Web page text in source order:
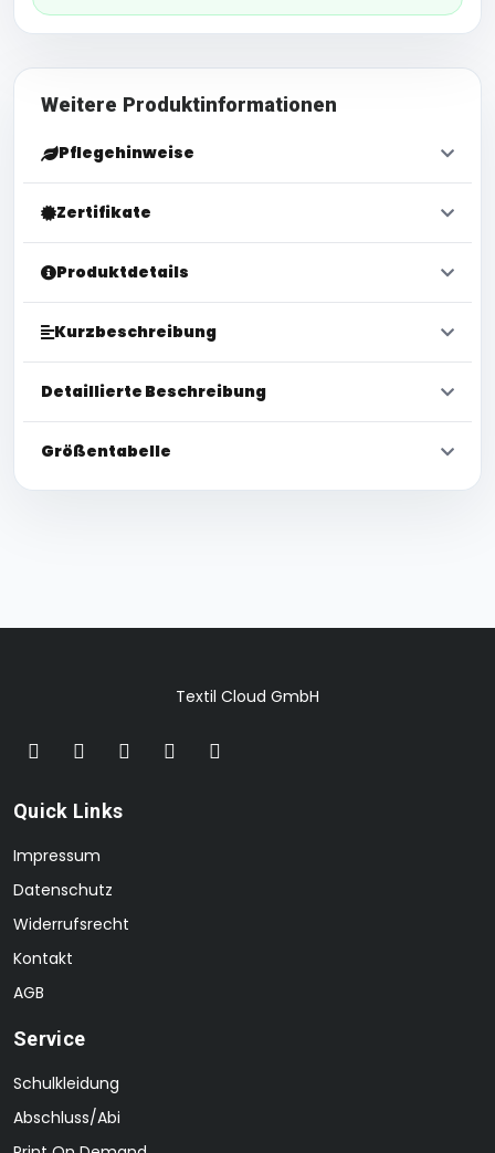
Weitere Produktinformationen
Pflegehinweise
Zertifikate
Produktdetails
Kurzbeschreibung
Detaillierte Beschreibung
Größentabelle
Textil Cloud GmbH
Quick Links
Impressum
Datenschutz
Widerrufsrecht
Kontakt
AGB
Service
Schulkleidung
Abschluss/Abi